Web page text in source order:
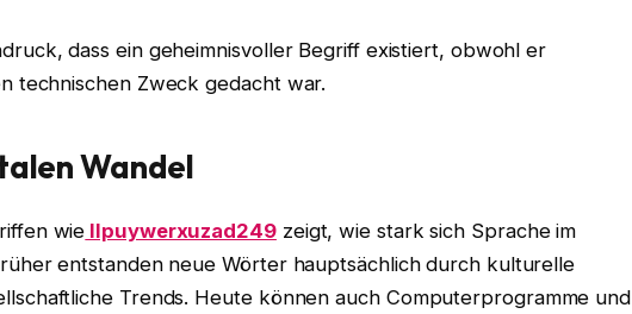
dass ein geheimnisvoller Begriff existiert, obwohl er
technischen Zweck gedacht war.
Wandel
wie llpuywerxuzad249zeigt, wie stark sich Sprache im
entstanden neue Wörter hauptsächlich durch kulturelle
Trends. Heute können auch Computerprogramme und